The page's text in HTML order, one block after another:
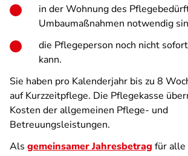
in der Wohnung des
Umbaumaßnahmen notwendig
die Pflegeperson noch nicht
kann.
Sie haben pro Kalenderjahr bis zu 8
auf Kurzzeitpflege. Die Pflegekasse
Kosten der allgemeinen Pflege- und
Betreuungsleistungen.
Als gemeinsamer Jahresbetrag für alle